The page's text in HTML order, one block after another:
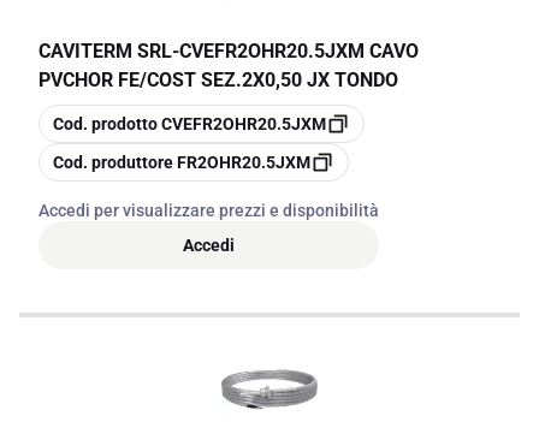
CAVITERM SRL-CVEFR2OHR20.5JXM CAVO
PVCHOR FE/COST SEZ.2X0,50 JX TONDO
copia
Cod. prodottoCVEFR2OHR20.5JXM
copia
Cod. produttoreFR2OHR20.5JXM
Accedi per visualizzare prezzi e disponibilità
Accedi